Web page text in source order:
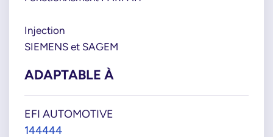
Injection
SIEMENS et SAGEM
ADAPTABLE À
EFI AUTOMOTIVE
144444